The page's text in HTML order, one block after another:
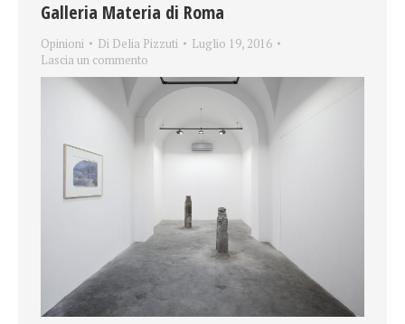
Galleria Materia di Roma
Opinioni Di Delia Pizzuti
Luglio 19, 2016
Lascia un commento